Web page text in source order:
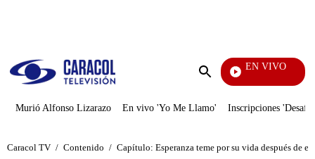
Enviar
EN VIVO
Televentas
Murió Alfonso Lizarazo En vivo 'Yo Me Llamo' Inscripciones
Caracol TV / Contenido / Capítulo: Esperanza teme por su vida después de